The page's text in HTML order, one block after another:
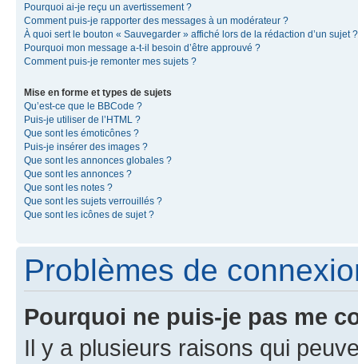
Pourquoi ai-je reçu un avertissement ?
Comment puis-je rapporter des messages à un modérateur ?
À quoi sert le bouton « Sauvegarder » affiché lors de la rédaction d’un sujet ?
Pourquoi mon message a-t-il besoin d’être approuvé ?
Comment puis-je remonter mes sujets ?
Mise en forme et types de sujets
Qu’est-ce que le BBCode ?
Puis-je utiliser de l’HTML ?
Que sont les émoticônes ?
Puis-je insérer des images ?
Que sont les annonces globales ?
Que sont les annonces ?
Que sont les notes ?
Que sont les sujets verrouillés ?
Que sont les icônes de sujet ?
Problèmes de
Pourquoi ne puis-je pas me
Il y a plusieurs raisons qui